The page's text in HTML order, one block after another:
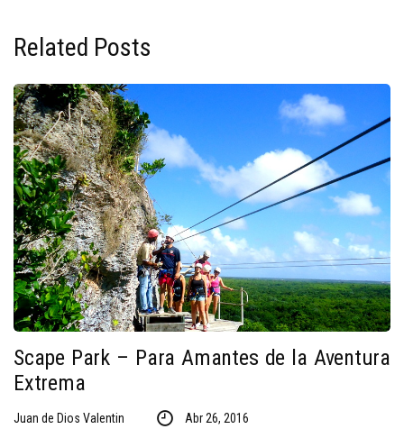
Related Posts
Scape Park – Para Amantes de la Aventura
Extrema
Juan de Dios Valentin Abr 26, 2016